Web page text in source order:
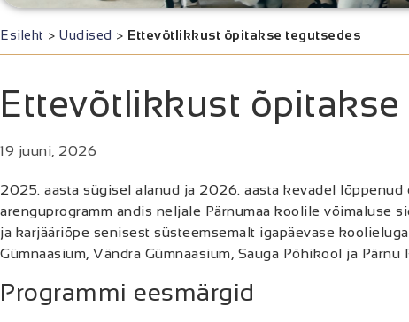
Esileht > Uudised > Ettevõtlikkust õpitakse tegutsedes
Ettevõtlikkust õpitakse
19 juuni, 2026
2025. aasta sügisel alanud ja 2026. aasta kevadel
arenguprogramm andis neljale Pärnumaa koolile võimaluse
ja karjääriõpe senisest süsteemsemalt igapäevase
Gümnaasium, Vändra Gümnaasium, Sauga Põhikool ja Pärnu
Programmi eesmärgid